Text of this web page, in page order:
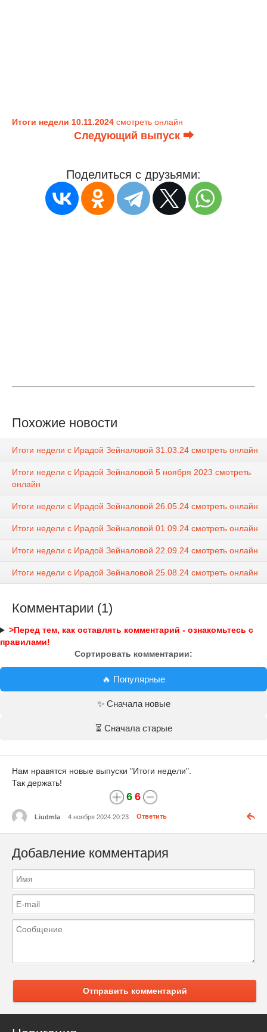
Итоги недели 10.11.2024 смотреть онлайн
Следующий выпуск ⮕
Поделиться с друзьями:
Похожие новости
Итоги недели с Ирадой Зейналовой 31.03.24 смотреть онлайн
Итоги недели с Ирадой Зейналовой 5 ноября 2023 смотреть
онлайн
Итоги недели с Ирадой Зейналовой 26.05.24 смотреть онлайн
Итоги недели с Ирадой Зейналовой 01.09.24 смотреть онлайн
Итоги недели с Ирадой Зейналовой 22.09.24 смотреть онлайн
Итоги недели с Ирадой Зейналовой 25.08.24 смотреть онлайн
Комментарии (1)
>Перед тем, как оставлять комментарий - ознакомьтесь с
правилами!
Сортировать комментарии:
🔥 Популярные
✨ Сначала новые
⏳ Сначала старые
Нам нравятся новые выпуски "Итоги недели".
Так держать!
6 6
Liudmla 4 ноября 2024 20:23 Ответить
Добавление комментария
Отправить комментарий